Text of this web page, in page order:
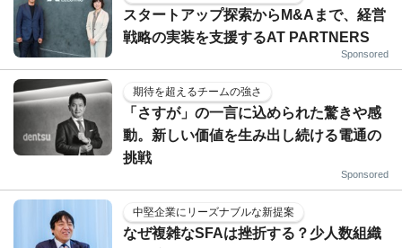
スタートアップ探索からM&Aまで、経営
戦略の実装を支援するAT PARTNERS
Sponsored
期待を超えるチームの強さ
「さすが」の一言に込められた驚きや感
動。新しい価値を生み出し続ける電通の
挑戦
Sponsored
中堅企業にリーズナブルな新提案
なぜ複雑なSFAは挫折する？少人数組織